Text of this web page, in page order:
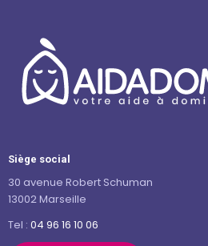
Siège social
30 avenue Robert Schuman
13002 Marseille
Tel : 04 96 16 10 06